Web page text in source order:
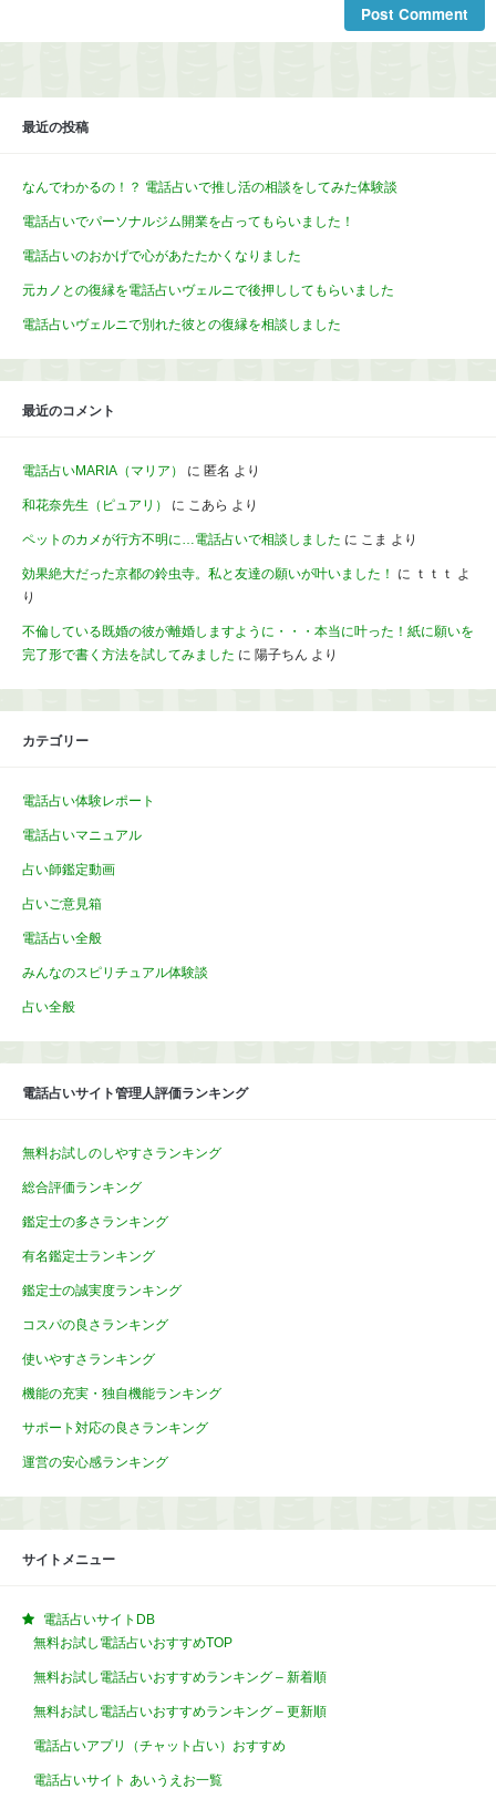
最近の投稿
なんでわかるの！？ 電話占いで推し活の相談をしてみた体験談
電話占いでパーソナルジム開業を占ってもらいました！
電話占いのおかげで心があたたかくなりました
元カノとの復縁を電話占いヴェルニで後押ししてもらいました
電話占いヴェルニで別れた彼との復縁を相談しました
最近のコメント
電話占いMARIA（マリア） に 匿名 より
和花奈先生（ピュアリ） に こあら より
ペットのカメが行方不明に…電話占いで相談しました に こま より
効果絶大だった京都の鈴虫寺。私と友達の願いが叶いました！ に ｔｔｔ よ
り
不倫している既婚の彼が離婚しますように・・・本当に叶った！紙に願いを
完了形で書く方法を試してみました に 陽子ちん より
カテゴリー
電話占い体験レポート
電話占いマニュアル
占い師鑑定動画
占いご意見箱
電話占い全般
みんなのスピリチュアル体験談
占い全般
電話占いサイト管理人評価ランキング
無料お試しのしやすさランキング
総合評価ランキング
鑑定士の多さランキング
有名鑑定士ランキング
鑑定士の誠実度ランキング
コスパの良さランキング
使いやすさランキング
機能の充実・独自機能ランキング
サポート対応の良さランキング
運営の安心感ランキング
サイトメニュー
電話占いサイトDB
無料お試し電話占いおすすめTOP
無料お試し電話占いおすすめランキング – 新着順
無料お試し電話占いおすすめランキング – 更新順
電話占いアプリ（チャット占い）おすすめ
電話占いサイト あいうえお一覧